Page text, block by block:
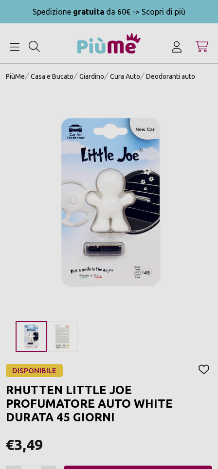
Spedizione gratuita da 60€ -> Scopri di più
PiùMe Casa e Bucato Giardino Cura Auto Deodoranti auto
DISPONIBILE
RHUTTEN LITTLE JOE
PROFUMATORE AUTO WHITE
DURATA 45 GIORNI
€3,49